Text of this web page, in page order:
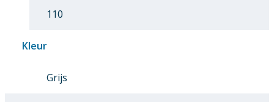
110
Kleur
Grijs